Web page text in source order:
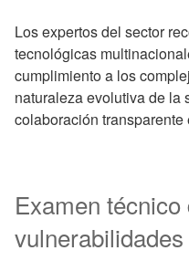
Los expertos del sector
tecnológicas
cumplimiento a los
naturaleza evolutiva de la
colaboración
Examen